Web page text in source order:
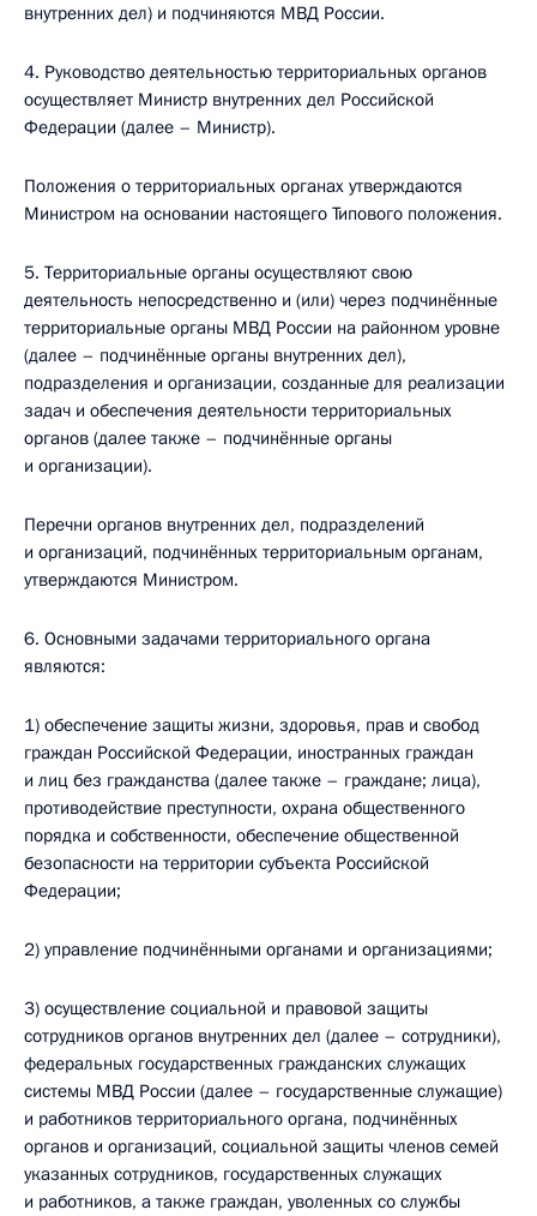
внутренних дел) и подчиняются МВД России.
4. Руководство деятельностью территориальных органов
осуществляет Министр внутренних дел Российской
Федерации (далее – Министр).
Положения о территориальных органах утверждаются
Министром на основании настоящего Типового положения.
5. Территориальные органы осуществляют свою
деятельность непосредственно и (или) через подчинённые
территориальные органы МВД России на районном уровне
(далее – подчинённые органы внутренних дел),
подразделения и организации, созданные для реализации
задач и обеспечения деятельности территориальных
органов (далее также – подчинённые органы
и организации).
Перечни органов внутренних дел, подразделений
и организаций, подчинённых территориальным органам,
утверждаются Министром.
6. Основными задачами территориального органа
являются:
1) обеспечение защиты жизни, здоровья, прав и свобод
граждан Российской Федерации, иностранных граждан
и лиц без гражданства (далее также – граждане; лица),
противодействие преступности, охрана общественного
порядка и собственности, обеспечение общественной
безопасности на территории субъекта Российской
Федерации;
2) управление подчинёнными органами и организациями;
3) осуществление социальной и правовой защиты
сотрудников органов внутренних дел (далее – сотрудники),
федеральных государственных гражданских служащих
системы МВД России (далее – государственные служащие)
и работников территориального органа, подчинённых
органов и организаций, социальной защиты членов семей
указанных сотрудников, государственных служащих
и работников, а также граждан, уволенных со службы